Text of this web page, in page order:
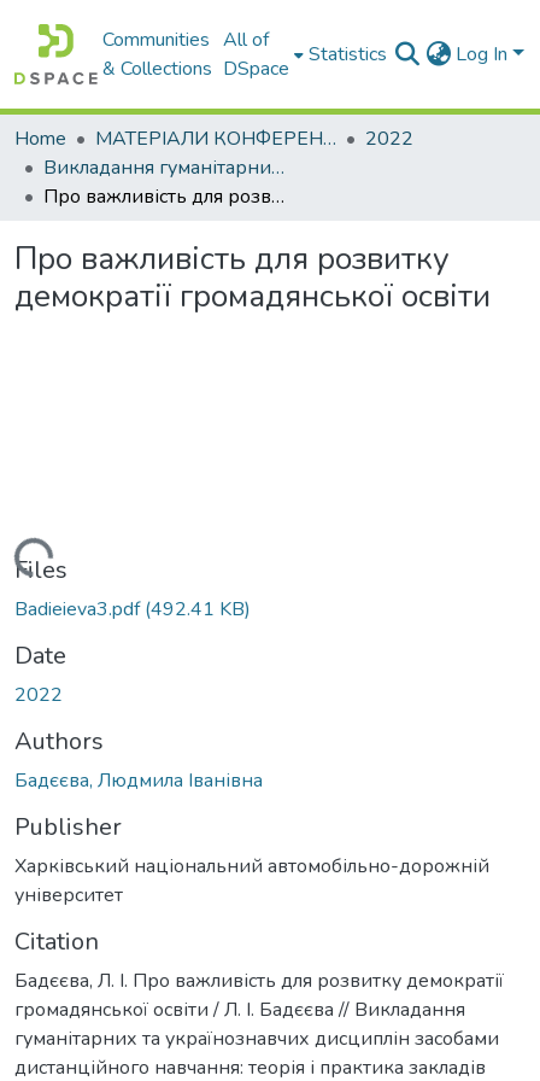
Communities
& Collections
All of
DSpace
Statistics Log In
Home МАТЕРІАЛИ КОНФЕРЕНЦІЙ
2022
Викладання гуманітарних та українознавчих дисциплін засобами дистанційного навчання: теорія і практика закладів вищої освіти
Про важливість для розвитку демократії громадянської освіти
Про важливість для розвитку
демократії громадянської освіти
Loading...
Files
Badieieva3.pdf(492.41 KB)
Date
2022
Authors
Бадєєва, Людмила Іванівна
Publisher
Харківський національний автомобільно-дорожній
університет
Citation
Бадєєва, Л. І. Про важливість для розвитку демократії
громадянської освіти / Л. І. Бадєєва // Викладання
гуманітарних та українознавчих дисциплін засобами
дистанційного навчання: теорія і практика закладів